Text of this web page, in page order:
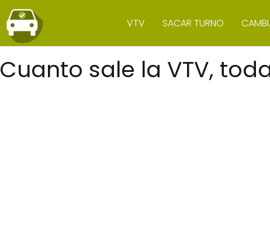
VTV SACAR TURNO
Cuanto sale la VTV,